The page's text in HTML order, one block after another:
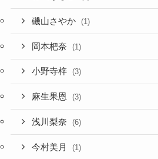
磯山さやか (1)
岡本杷奈 (1)
小野寺梓 (3)
麻生果恩 (3)
浅川梨奈 (6)
今村美月 (1)